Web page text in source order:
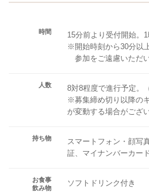
時間
15分前より受付開始。1
※開始時刻から30分以
参加をご遠慮いただ
人数
8対8程度で進行予定。
※募集締め切り以降の
が変動する場合がござ
持ち物
スマートフォン・顔写
証、マイナンバーカー
お食事
飲み物
ソフトドリンク付き